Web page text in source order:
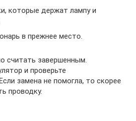
которые держат лампу и
в прежнее место.
считать завершенным.
и проверьте
замена не помогла, то скорее
проводку.